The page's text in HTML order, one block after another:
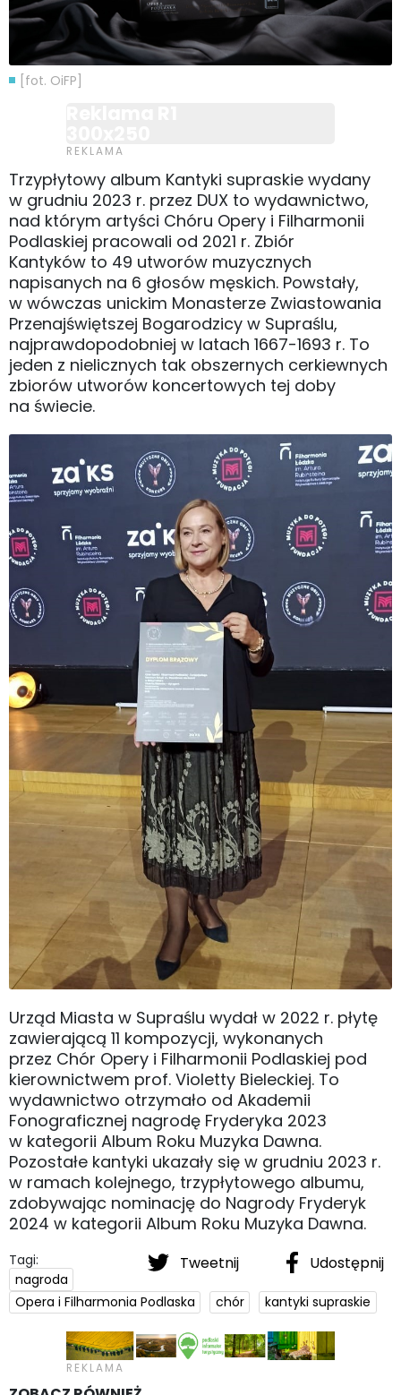
[fot. OiFP]
Trzypłytowy album Kantyki supraskie wydany
w grudniu 2023 r. przez DUX to wydawnictwo,
nad którym artyści Chóru Opery i Filharmonii
Podlaskiej pracowali od 2021 r. Zbiór
Kantyków to 49 utworów muzycznych
napisanych na 6 głosów męskich. Powstały,
w wówczas unickim Monasterze Zwiastowania
Przenajświętszej Bogarodzicy w Supraślu,
najprawdopodobniej w latach 1667-1693 r. To
jeden z nielicznych tak obszernych cerkiewnych
zbiorów utworów koncertowych tej doby
na świecie.
Urząd Miasta w Supraślu wydał w 2022 r. płytę
zawierającą 11 kompozycji, wykonanych
przez Chór Opery i Filharmonii Podlaskiej pod
kierownictwem prof. Violetty Bieleckiej. To
wydawnictwo otrzymało od Akademii
Fonograficznej nagrodę Fryderyka 2023
w kategorii Album Roku Muzyka Dawna.
Pozostałe kantyki ukazały się w grudniu 2023 r.
w ramach kolejnego, trzypłytowego albumu,
zdobywając nominację do Nagrody Fryderyk
2024 w kategorii Album Roku Muzyka Dawna.
Tweetnij Udostępnij
Tagi:
nagroda
Opera i Filharmonia Podlaska
chór kantyki supraskie